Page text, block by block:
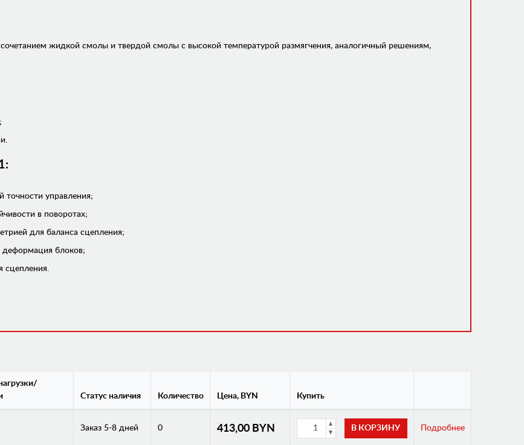
жидкой смолы и твердой смолы с высокой температурой размягчения, аналогичный решениям,
точности управления;
в поворотах;
для баланса сцепления;
деформация блоков;
сцепления.
Статус наличия Количество Цена, BYN Купить
Заказ 5-8 дней 0 413,00 BYN Подробнее